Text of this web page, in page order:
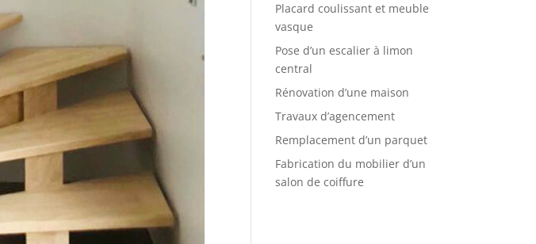
Placard coulissant et meuble
vasque
Pose d’un escalier à limon
central
Rénovation d’une maison
Travaux d’agencement
Remplacement d’un parquet
Fabrication du mobilier d’un
salon de coiffure